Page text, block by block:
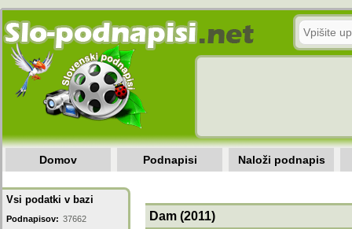
Domov Podnapisi Naloži podnapis
Vsi podatki v bazi
Podnapisov: 37662 Dam (2011)